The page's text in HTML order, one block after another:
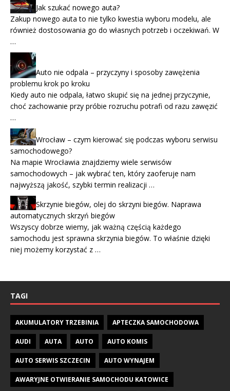
Jak szukać nowego auta?
Zakup nowego auta to nie tylko kwestia wyboru modelu, ale
również dostosowania go do własnych potrzeb i oczekiwań. W
…
Auto nie odpala – przyczyny i sposoby zawężenia
problemu krok po kroku
Kiedy auto nie odpala, łatwo skupić się na jednej przyczynie,
choć zachowanie przy próbie rozruchu potrafi od razu zawęzić
…
Wrocław – czym kierować się podczas wyboru serwisu
samochodowego?
Na mapie Wrocławia znajdziemy wiele serwisów
samochodowych – jak wybrać ten, który zaoferuje nam
najwyższą jakość, szybki termin realizacji …
Skrzynie biegów, olej do skrzyni biegów. Naprawa
automatycznych skrzyń biegów
Wszyscy dobrze wiemy, jak ważną częścią każdego
samochodu jest sprawna skrzynia biegów. To właśnie dzięki
niej możemy korzystać z …
TAGI
AKUMULATORY TRZEBINIA APTECZKA SAMOCHODOWA
AUDI AUTA AUTO AUTO KOMIS
AUTO SERWIS SZCZECIN AUTO WYNAJEM
AWARYJNE OTWIERANIE SAMOCHODU KATOWICE